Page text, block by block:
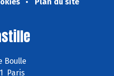
Boulle
Paris